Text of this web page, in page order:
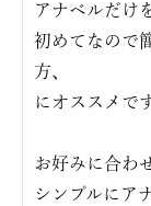
アナベルだけ
初めてなので
方、
にオススメで
お好みに合わ
シンプルにア